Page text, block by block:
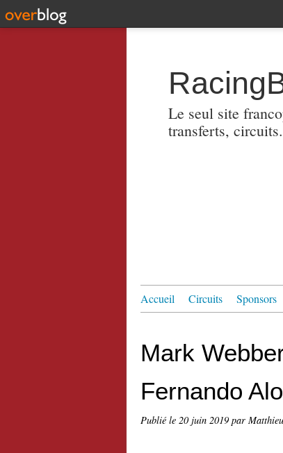
Le seul site
transferts,
Accueil Circuits Sponsors
Mark
Fernando
Publié le 20 juin 2019 par